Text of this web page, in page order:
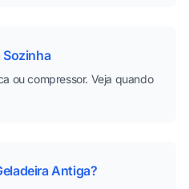
Sozinha
ou compressor. Veja quando
Antiga?